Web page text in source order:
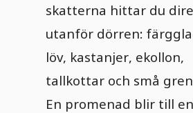
skatterna hittar du
utanför dörren:
löv, kastanjer, ekollon,
tallkottar och små
En promenad blir till en